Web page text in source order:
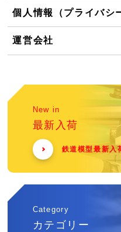
個人情報（プライバシ
運営会社
New in
最新入荷
鉄道模型最新入
Category
カテゴリー